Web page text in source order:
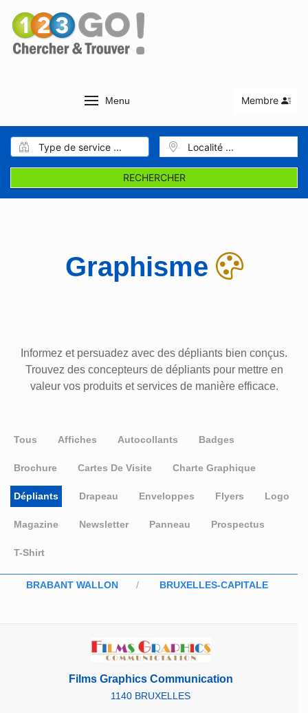
Menu Membre
RECHERCHER
Graphisme
Informez et persuadez avec des dépliants bien conçus.
Trouvez des concepteurs de dépliants pour mettre en
valeur vos produits et services de manière efficace.
Tous Affiches Autocollants Badges
Brochure Cartes De Visite Charte Graphique
Dépliants Drapeau Enveloppes Flyers Logo
Magazine Newsletter Panneau Prospectus
T-Shirt
BRABANT WALLON BRUXELLES-CAPITALE
Films Graphics Communication
1140 BRUXELLES